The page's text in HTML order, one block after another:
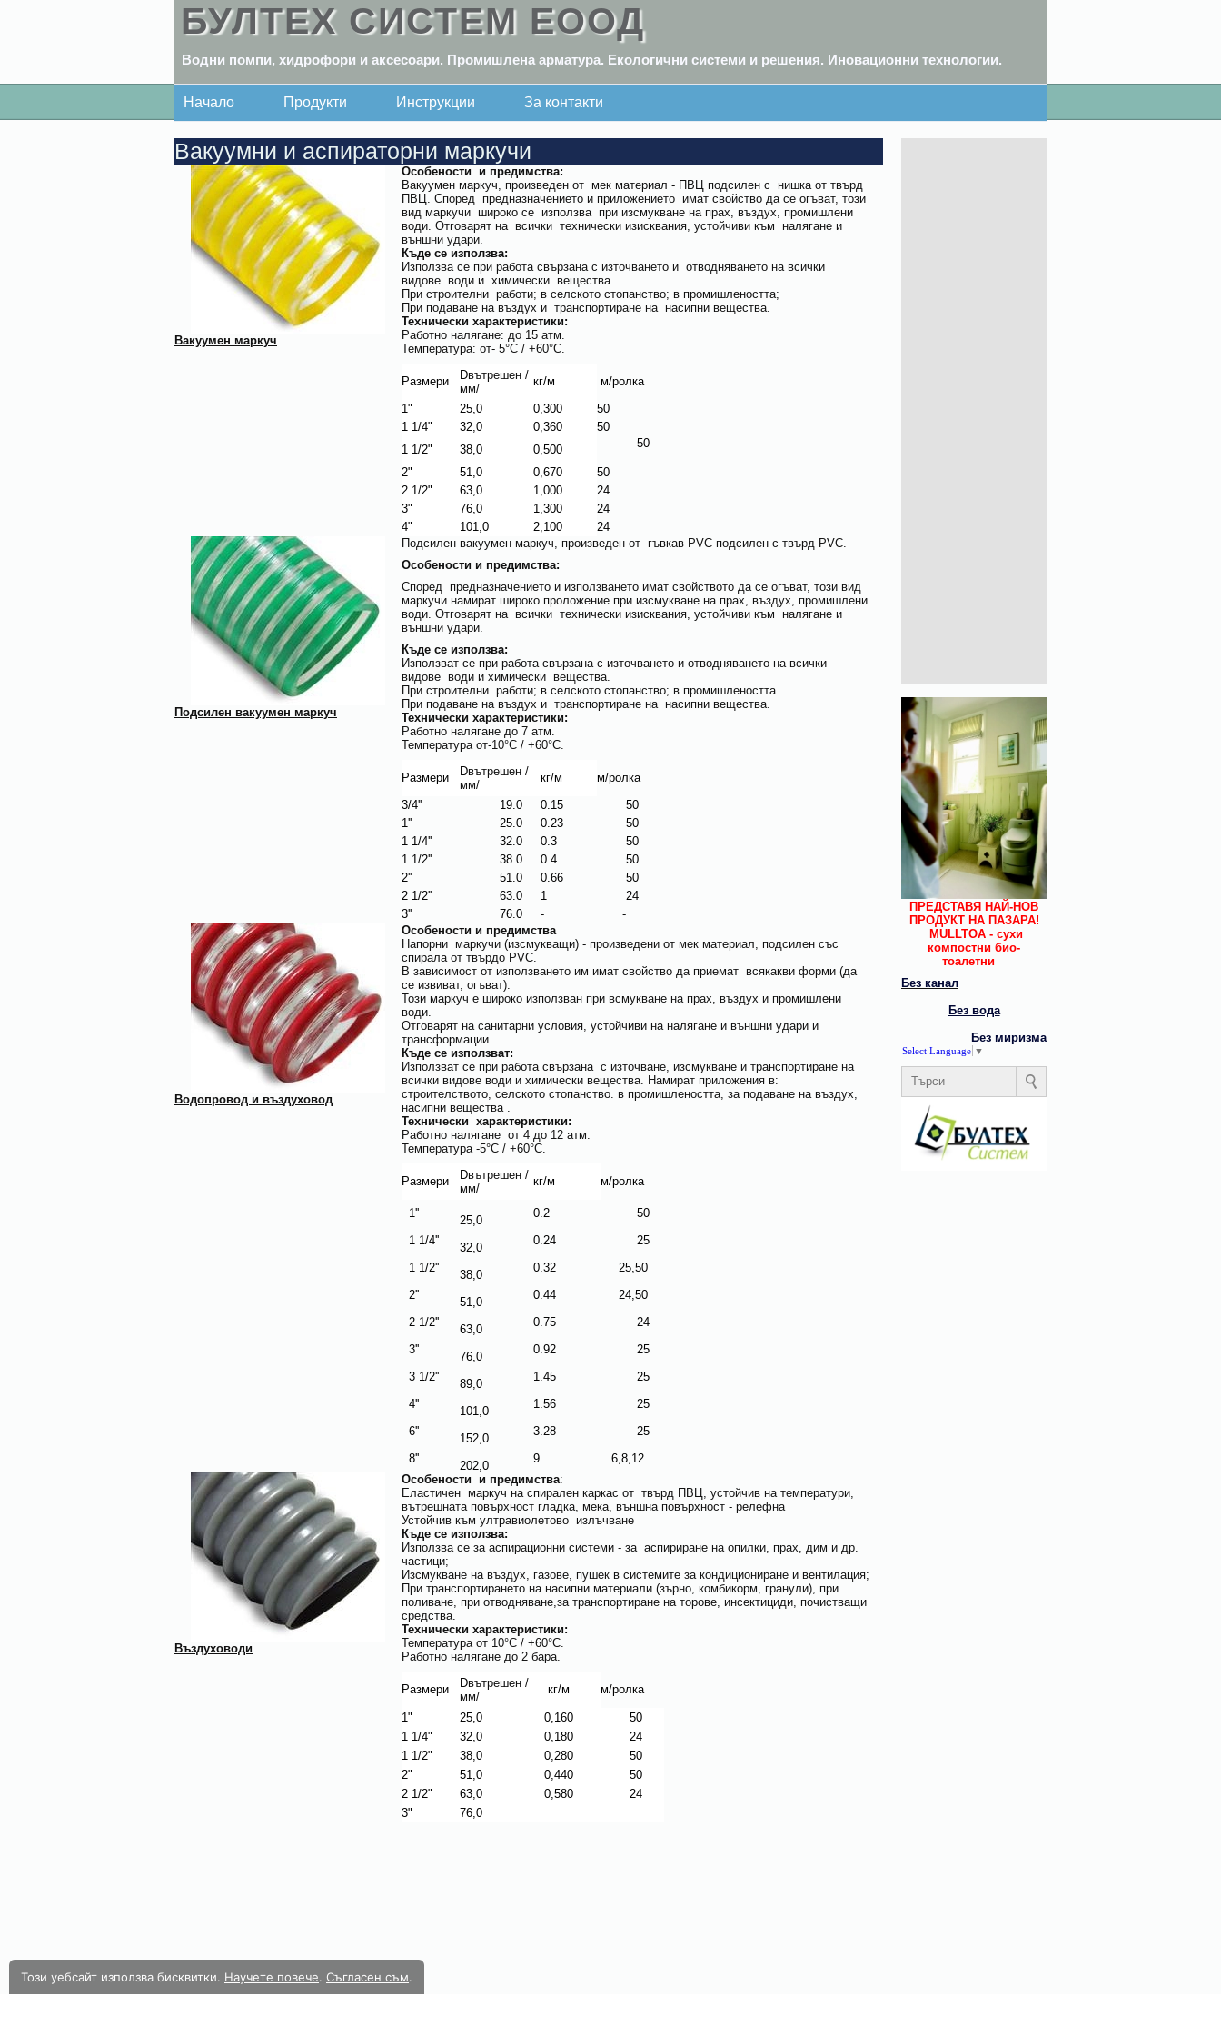
Водни помпи, хидрофори и аксесоари. Промишлена арматура. Екологични системи и решения. Иновационни технологии.
БУЛТЕХ СИСТЕМ ЕООД
Начало Продукти Инструкции За контакти
Вакуумни и аспираторни маркучи
Вакуумен маркуч
Особености и предимства:
Вакуумен маркуч, произведен от мек материал - ПВЦ подсилен с нишка от твърд
ПВЦ. Според предназначението и приложението имат свойство да се огъват, този
вид маркучи широко се използва при изсмукване на прах, въздух, промишлени
води. Отговарят на всички технически изисквания, устойчиви към налягане и
външни удари.
Къде се използва:
Използва се при работа свързана с източването и отводняването на всички
видове води и химически вещества.
При строителни работи; в селското стопанство; в промишлеността;
При подаване на въздух и транспортиране на насипни вещества.
Технически характеристики:
Работно налягане: до 15 атм.
Температура: от- 5°C / +60°C.
Размери Dвътрешен /
мм/
кг/м
м/ролка
1"
25,0 0,300
50
1 1/4"
32,0 0,360
50
1 1/2"
38,0 0,500 50
2" 51,0 0,670
50
2 1/2"
63,0 1,000
24
3"
76,0 1,300
24
4"
101,0 2,100 24
Подсилен вакуумен маркуч
Подсилен вакуумен маркуч, произведен от гъвкав PVC подсилен с твърд PVC.
Особености и предимства:
Според предназначението и използването имат свойството да се огъват, този вид
маркучи намират широко проложение при изсмукване на прах, въздух, промишлени
води. Отговарят на всички технически изисквания, устойчиви към налягане и
външни удари.
Къде се използва:
Използват се при работа свързана с източването и отводняването на всички
видове води и химически вещества.
При строителни работи; в селското стопанство; в промишлеността.
При подаване на въздух и транспортиране на насипни вещества.
Технически характеристики:
Работно налягане до 7 атм.
Температура от-10°C / +60°C.
Размери Dвътрешен /
мм/
кг/м
м/ролка
3/4''
19.0 0.15
50
1''
25.0 0.23
50
1 1/4''
32.0 0.3
50
1 1/2''
38.0 0.4
50
2''
51.0 0.66
50
2 1/2''
63.0 1
24
3''
76.0 - -
Водопровод и въздуховод
Особености и предимства
Напорни маркучи (изсмукващи) - произведени от мек материал, подсилен със
спирала от твърдо PVC.
В зависимост от използването им имат свойство да приемат всякакви форми (да
се извиват, огъват).
Този маркуч е широко използван при всмукване на прах, въздух и промишлени
води.
Отговарят на санитарни условия, устойчиви на налягане и външни удари и
трансформации.
Къде се използват:
Използват се при работа свързана с източване, изсмукване и транспортиране на
всички видове води и химически вещества. Намират приложения в:
строителството, селското стопанство. в промишлеността, за подаване на въздух,
насипни вещества .
Технически характеристики:
Работно налягане от 4 до 12 атм.
Температура -5°C / +60°C.
Размери Dвътрешен /
мм/
кг/м м/ролка
1''
25,0
0.2
50
1 1/4''
32,0
0.24
25
1 1/2''
38,0
0.32
25,50
2''
51,0
0.44
24,50
2 1/2''
63,0
0.75
24
3''
76,0
0.92
25
3 1/2''
89,0
1.45
25
4''
101,0
1.56
25
6''
152,0
3.28
25
8''
202,0
9 6,8,12
Въздуховоди
Особености и предимства:
Еластичен маркуч на спирален каркас от твърд ПВЦ, устойчив на температури,
вътрешната повърхност гладка, мека, външна повърхност - релефна
Устойчив към ултравиолетово излъчване
Къде се използва:
Използва се за аспирационни системи - за аспириране на опилки, прах, дим и др.
частици;
Изсмукване на въздух, газове, пушек в системите за кондициониране и вентилация;
При транспортирането на насипни материали (зърно, комбикорм, гранули), при
поливане, при отводняване,за транспортиране на торове, инсектициди, почистващи
средства.
Технически характеристики:
Температура от 10°C / +60°C.
Работно налягане до 2 бара.
Размери Dвътрешен /
мм/
кг/м м/ролка
1" 25,0 0,160
50
1 1/4"
32,0 0,180
24
1 1/2"
38,0 0,280
50
2"
51,0 0,440
50
2 1/2"
63,0 0,580
24
3"
76,0
ПРЕДСТАВЯ НАЙ-НОВ
ПРОДУКТ НА ПАЗАРА!
MULLTOA - сухи
компостни био-
тоалетни
Без канал
Без вода
Без миризма
Select Language ▼
Този уебсайт използва бисквитки. Научете повече. Съгласен съм.